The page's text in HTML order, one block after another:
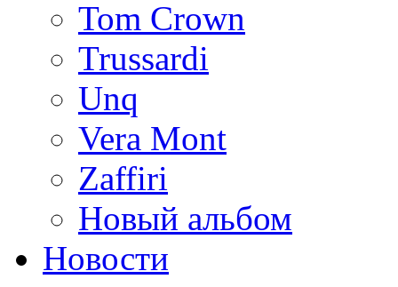
Tom Crown
Trussardi
Unq
Vera Mont
Zaffiri
Новый альбом
Новости